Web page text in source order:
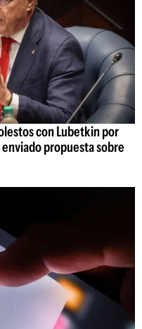
con Lubetkin por
propuesta sobre